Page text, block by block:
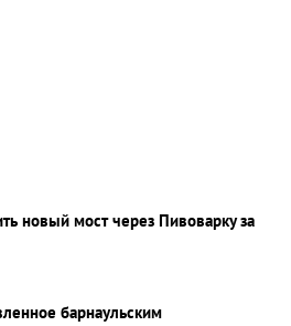
новый мост через Пивоварку за
барнаульским